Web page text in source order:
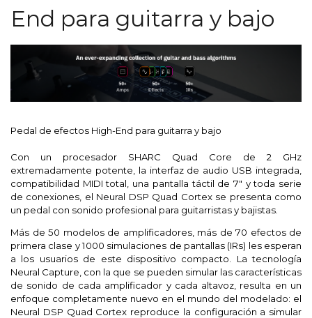
End para guitarra y bajo
Pedal de efectos High-End para guitarra y bajo
Con un procesador SHARC Quad Core de 2 GHz
extremadamente potente, la interfaz de audio USB integrada,
compatibilidad MIDI total, una pantalla táctil de 7" y toda serie
de conexiones, el Neural DSP Quad Cortex se presenta como
un pedal con sonido profesional para guitarristas y bajistas.
Más de 50 modelos de amplificadores, más de 70 efectos de
primera clase y 1000 simulaciones de pantallas (IRs) les esperan
a los usuarios de este dispositivo compacto. La tecnología
Neural Capture, con la que se pueden simular las características
de sonido de cada amplificador y cada altavoz, resulta en un
enfoque completamente nuevo en el mundo del modelado: el
Neural DSP Quad Cortex reproduce la configuración a simular